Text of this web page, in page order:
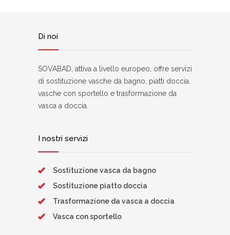
Di noi
SOVABAD, attiva a livello europeo, offre servizi
di sostituzione vasche da bagno, piatti doccia,
vasche con sportello e trasformazione da
vasca a doccia.
I nostri servizi
Sostituzione vasca da bagno
Sostituzione piatto doccia
Trasformazione da vasca a doccia
Vasca con sportello